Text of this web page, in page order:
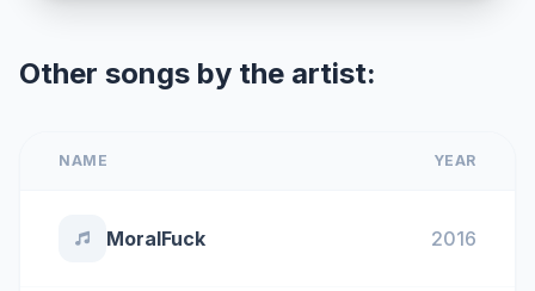
Other songs by the artist:
NAME YEAR
MoralFuck 2016